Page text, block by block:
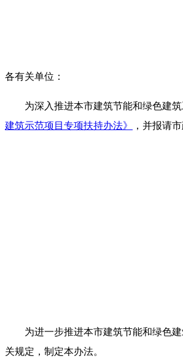
各有关单位：
为深入推进本市建筑节能和绿色建
建筑示范项目专项扶持办法》
，并报请
为进一步推进本市建筑节能和绿色
关规定，制定本办法。